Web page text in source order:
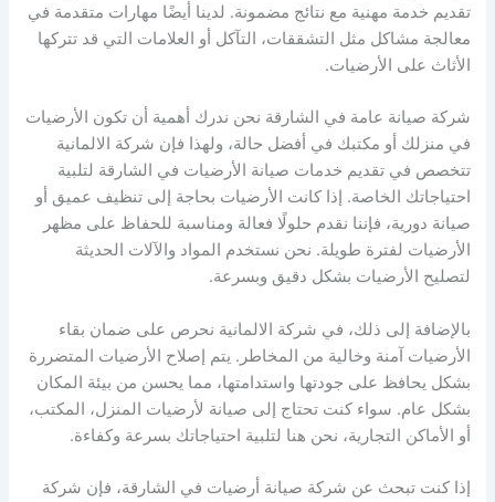
تقديم خدمة مهنية مع نتائج مضمونة. لدينا أيضًا مهارات متقدمة في
معالجة مشاكل مثل التشققات، التآكل أو العلامات التي قد تتركها
الأثاث على الأرضيات.
شركة صيانة عامة في الشارقة نحن ندرك أهمية أن تكون الأرضيات
في منزلك أو مكتبك في أفضل حالة، ولهذا فإن شركة الالمانية
تتخصص في تقديم خدمات صيانة الأرضيات في الشارقة لتلبية
احتياجاتك الخاصة. إذا كانت الأرضيات بحاجة إلى تنظيف عميق أو
صيانة دورية، فإننا نقدم حلولًا فعالة ومناسبة للحفاظ على مظهر
الأرضيات لفترة طويلة. نحن نستخدم المواد والآلات الحديثة
لتصليح الأرضيات بشكل دقيق وبسرعة.
بالإضافة إلى ذلك، في شركة الالمانية نحرص على ضمان بقاء
الأرضيات آمنة وخالية من المخاطر. يتم إصلاح الأرضيات المتضررة
بشكل يحافظ على جودتها واستدامتها، مما يحسن من بيئة المكان
بشكل عام. سواء كنت تحتاج إلى صيانة لأرضيات المنزل، المكتب،
أو الأماكن التجارية، نحن هنا لتلبية احتياجاتك بسرعة وكفاءة.
إذا كنت تبحث عن شركة صيانة أرضيات في الشارقة، فإن شركة